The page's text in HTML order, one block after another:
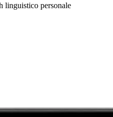
linguistico personale